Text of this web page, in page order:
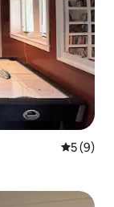
レビュー
5 (9)